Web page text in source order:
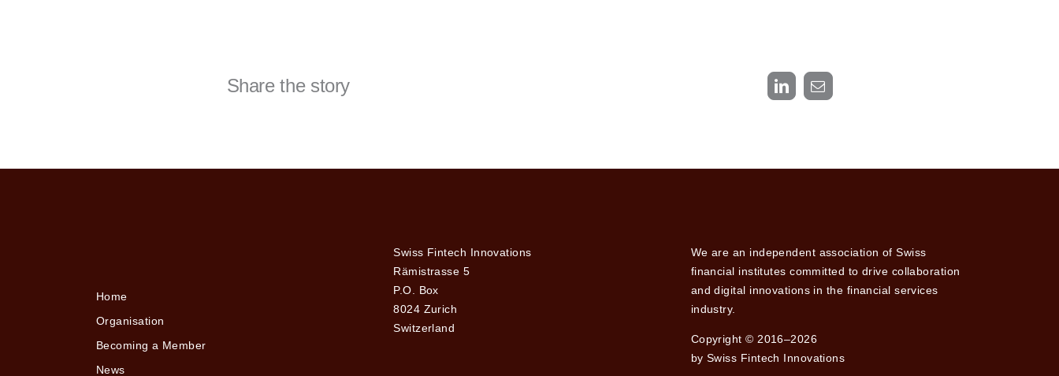
Share the story LinkedIn
Email
Home
Organisation
Becoming a Member
News
Swiss Fintech Innovations
Rämistrasse 5
P.O. Box
8024 Zurich
Switzerland
We are an independent association of Swiss
financial institutes committed to drive collaboration
and digital innovations in the financial services
industry.
Copyright © 2016–2026
by Swiss Fintech Innovations